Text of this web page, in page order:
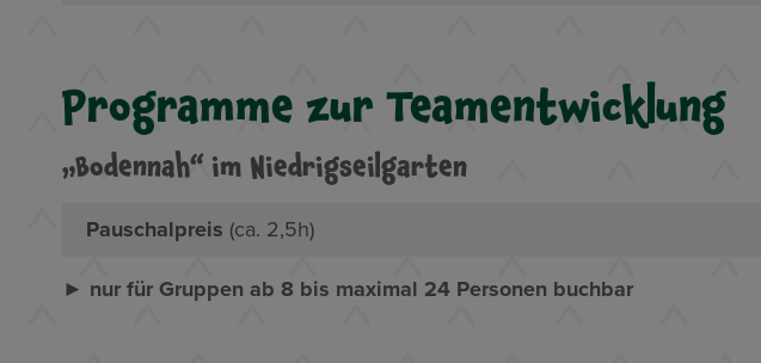
Programme zur Teamentwicklung
„Bodennah“ im Niedrigseilgarten
Pauschalpreis (ca. 2,5h)
► nur für Gruppen ab 8 bis maximal 24 Personen buchbar